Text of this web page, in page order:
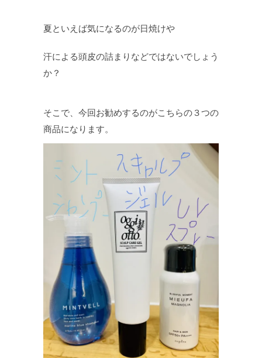
夏といえば気になるのが日焼けや
汗による頭皮の詰まりなどではないでしょう
か？
そこで、今回お勧めするのがこちらの３つの
商品になります。